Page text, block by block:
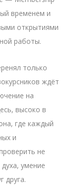
временем и
открытиями
работы.
только
ждёт
на
высоко в
где каждый
и
не
умение
друга.